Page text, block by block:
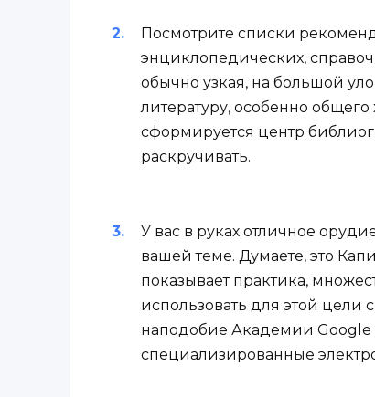
Посмотрите списки
энциклопедических,
обычно узкая, на большой
литературу, особенно общего
сформируется центр
раскручивать.
У вас в руках отличное
вашей теме. Думаете, это
показывает практика,
использовать для этой
наподобие Академии Google
специализированные